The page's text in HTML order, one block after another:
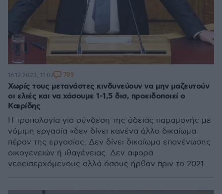
Χωρίς τους μετανάστες κινδυνεύουν να μην μαζευτούν
οι ελιές και να χάσουμε 1-1,5 δισ, προειδοποιεί ο
Καιρίδης
Η τροπολογία για σύνδεση της άδειας παραμονής με
νόμιμη εργασία «δεν δίνει κανένα άλλο δικαίωμα
πέραν της εργασίας. Δεν δίνει δικαίωμα επανένωσης
οικογενειών ή ιθαγένειας. Δεν αφορά
νεοεισερχόμενους αλλά όσους ήρθαν πριν το 2021
16.12.2023, 11:07 789